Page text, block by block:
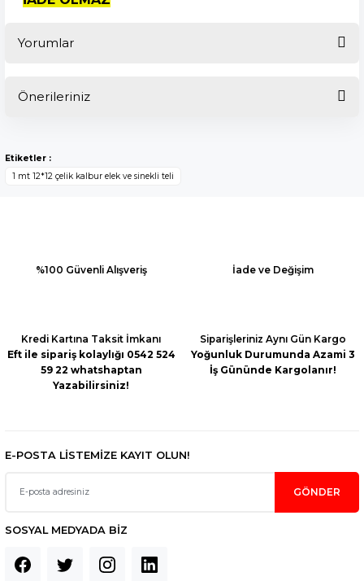
Yorumlar
Önerileriniz
kullanarak tarafımıza iletebilirsiniz.
Görüş ve önerileriniz için teşekkür ederiz.
Ürün bilgilerinde hatalar bulunuyor.
Etiketler :
1 mt 12*12 çelik kalbur elek ve sinekli teli
%100 Güvenli Alışveriş İade ve Değişim
Kredi Kartına Taksit İmkanı
Eft ile sipariş kolaylığı 0542 524
59 22 whatshaptan
Yazabilirsiniz!
Siparişleriniz Aynı Gün Kargo
Yoğunluk Durumunda Azami 3
İş Gününde Kargolanır!
E-POSTA LİSTEMİZE KAYIT OLUN!
GÖNDER
SOSYAL MEDYADA BİZ